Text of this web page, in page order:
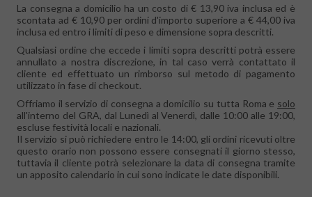
La consegna a domicilio ha un costo di € 13,90 iva inclusa ed è
scontata ad € 10,90 per ordini d'importo superiore a € 44,00 iva
inclusa ed entro i limiti di peso e dimensione sopra descritti.
Qualsiasi ordine che eccede i limiti sopra descritti potrà essere
annullato a nostra discrezione, in tal caso verrà contattato il
cliente ed effettuato un rimborso sul metodo di pagamento
utilizzato in fase di checkout.
Offriamo il servizio di consegna a domicilio su tutta Roma e solo
all'interno del GRA, dal Lunedì al Venerdì, dalle 10:00 alle 19:00,
escluse festività locali e nazionali.
Il servizio si può richiedere entro le 14:00, gli ordini ricevuti oltre
questo orario non possono essere consegnati il giorno stesso,
tuttavia il cliente potrà selezionare la data di consegna tramite
un apposito calendario in cui sono indicate le date disponibili.